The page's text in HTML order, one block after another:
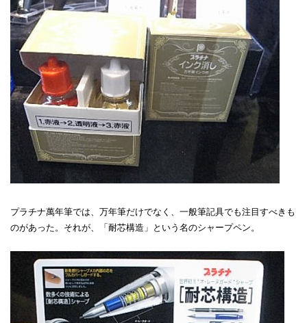
プラチナ萬年筆では、万年筆だけでなく、一般筆記具でも注目すべきも
のがあった。それが、「耐芯構造」という名のシャープペン。